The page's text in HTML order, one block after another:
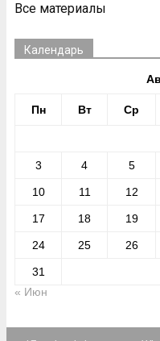
Все материалы
Календарь
Пн Вт Ср
3 4 5
10 11 12
17 18 19
24 25 26
31
« Июн